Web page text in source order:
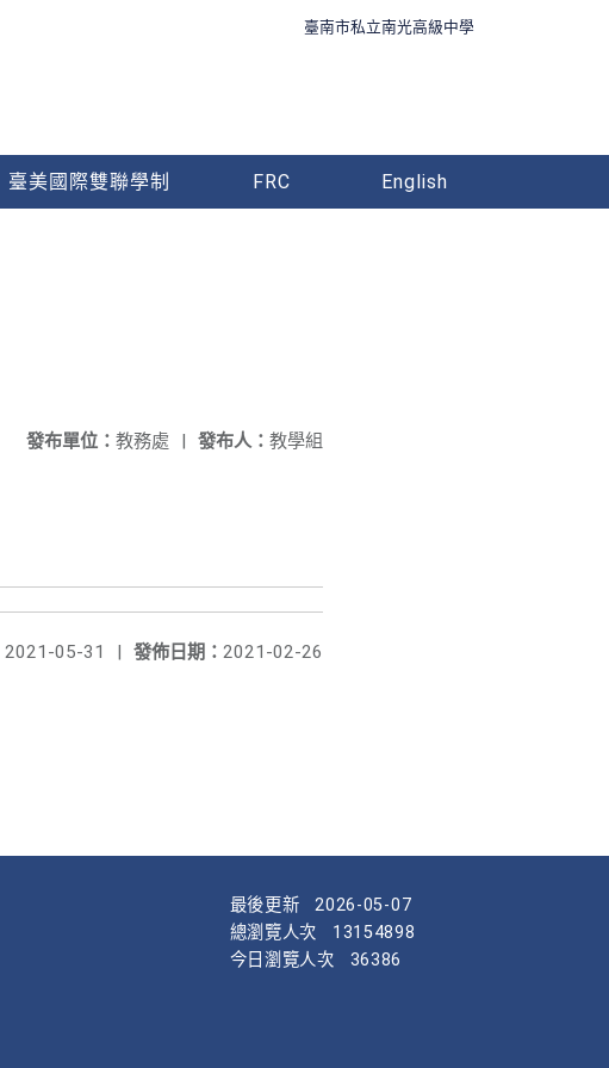
臺南市私立南光高級中學
臺美國際雙聯學制 FRC English
發布人： 教學組
發布單位： 教務處 |
發佈日期： 2021-02-26
2021-05-31 |
最後更新
2026-05-07
總瀏覽人次
13154898
今日瀏覽人次
36386